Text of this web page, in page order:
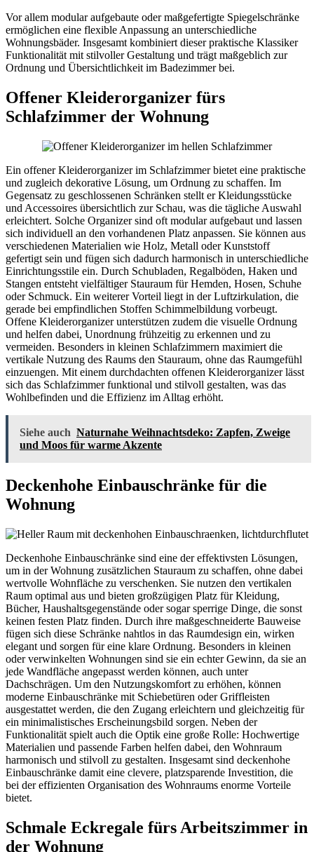
Vor allem modular aufgebaute oder maßgefertigte Spiegelschränke
ermöglichen eine flexible Anpassung an unterschiedliche
Wohnungsbäder. Insgesamt kombiniert dieser praktische Klassiker
Funktionalität mit stilvoller Gestaltung und trägt maßgeblich zur
Ordnung und Übersichtlichkeit im Badezimmer bei.
Offener Kleiderorganizer fürs
Schlafzimmer der Wohnung
Ein offener Kleiderorganizer im Schlafzimmer bietet eine praktische
und zugleich dekorative Lösung, um Ordnung zu schaffen. Im
Gegensatz zu geschlossenen Schränken stellt er Kleidungsstücke
und Accessoires übersichtlich zur Schau, was die tägliche Auswahl
erleichtert. Solche Organizer sind oft modular aufgebaut und lassen
sich individuell an den vorhandenen Platz anpassen. Sie können aus
verschiedenen Materialien wie Holz, Metall oder Kunststoff
gefertigt sein und fügen sich dadurch harmonisch in unterschiedliche
Einrichtungsstile ein. Durch Schubladen, Regalböden, Haken und
Stangen entsteht vielfältiger Stauraum für Hemden, Hosen, Schuhe
oder Schmuck. Ein weiterer Vorteil liegt in der Luftzirkulation, die
gerade bei empfindlichen Stoffen Schimmelbildung vorbeugt.
Offene Kleiderorganizer unterstützen zudem die visuelle Ordnung
und helfen dabei, Unordnung frühzeitig zu erkennen und zu
vermeiden. Besonders in kleinen Schlafzimmern maximiert die
vertikale Nutzung des Raums den Stauraum, ohne das Raumgefühl
einzuengen. Mit einem durchdachten offenen Kleiderorganizer lässt
sich das Schlafzimmer funktional und stilvoll gestalten, was das
Wohlbefinden und die Effizienz im Alltag erhöht.
Siehe auch Naturnahe Weihnachtsdeko: Zapfen, Zweige
und Moos für warme Akzente
Deckenhohe Einbauschränke für die
Wohnung
Deckenhohe Einbauschränke sind eine der effektivsten Lösungen,
um in der Wohnung zusätzlichen Stauraum zu schaffen, ohne dabei
wertvolle Wohnfläche zu verschenken. Sie nutzen den vertikalen
Raum optimal aus und bieten großzügigen Platz für Kleidung,
Bücher, Haushaltsgegenstände oder sogar sperrige Dinge, die sonst
keinen festen Platz finden. Durch ihre maßgeschneiderte Bauweise
fügen sich diese Schränke nahtlos in das Raumdesign ein, wirken
elegant und sorgen für eine klare Ordnung. Besonders in kleinen
oder verwinkelten Wohnungen sind sie ein echter Gewinn, da sie an
jede Wandfläche angepasst werden können, auch unter
Dachschrägen. Um den Nutzungskomfort zu erhöhen, können
moderne Einbauschränke mit Schiebetüren oder Griffleisten
ausgestattet werden, die den Zugang erleichtern und gleichzeitig für
ein minimalistisches Erscheinungsbild sorgen. Neben der
Funktionalität spielt auch die Optik eine große Rolle: Hochwertige
Materialien und passende Farben helfen dabei, den Wohnraum
harmonisch und stilvoll zu gestalten. Insgesamt sind deckenhohe
Einbauschränke damit eine clevere, platzsparende Investition, die
bei der effizienten Organisation des Wohnraums enorme Vorteile
bietet.
Schmale Eckregale fürs Arbeitszimmer in
der Wohnung